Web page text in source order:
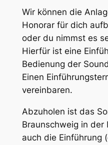
Wir können die
Honorar für dich
oder du nimmst es
Hierfür ist eine
Bedienung der
Einen
vereinbaren.
Abzuholen ist das
Braunschweig in
auch die Einführung